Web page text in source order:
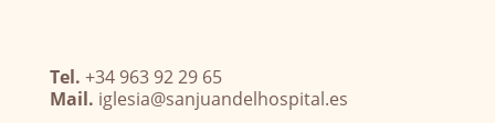
Tel. +34 963 92 29 65
Mail. iglesia@sanjuandelhospital.es